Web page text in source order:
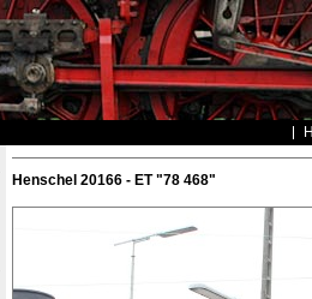
Henschel 20166 - ET "78 468"